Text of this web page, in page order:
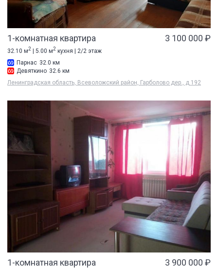
1-комнатная квартира 3 100 000 ₽
32.10 м2 | 5.00 м2 кухня | 2/2 этаж
Парнас 32.0 км
Девяткино 32.6 км
Ленинградская область, Всеволожский район, Гарболово дер., д 192
1-комнатная квартира 3 900 000 ₽